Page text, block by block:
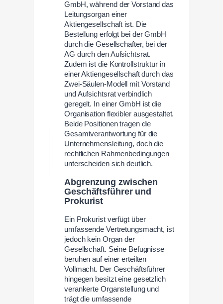
GmbH, während der Vorstand das
Leitungsorgan einer
Aktiengesellschaft ist. Die
Bestellung erfolgt bei der GmbH
durch die Gesellschafter, bei der
AG durch den Aufsichtsrat.
Zudem ist die Kontrollstruktur in
einer Aktiengesellschaft durch das
Zwei-Säulen-Modell mit Vorstand
und Aufsichtsrat verbindlich
geregelt. In einer GmbH ist die
Organisation flexibler ausgestaltet.
Beide Positionen tragen die
Gesamtverantwortung für die
Unternehmensleitung, doch die
rechtlichen Rahmenbedingungen
unterscheiden sich deutlich.
Abgrenzung zwischen
Geschäftsführer und
Prokurist
Ein Prokurist verfügt über
umfassende Vertretungsmacht, ist
jedoch kein Organ der
Gesellschaft. Seine Befugnisse
beruhen auf einer erteilten
Vollmacht. Der Geschäftsführer
hingegen besitzt eine gesetzlich
verankerte Organstellung und
trägt die umfassende